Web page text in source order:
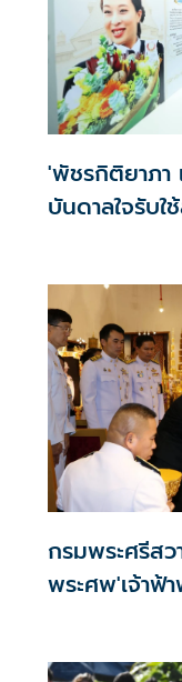
'พัชรกิติยาภา
บันดาลใจรับใ
กรมพระศรีส
พระศพ'เจ้าฟ้